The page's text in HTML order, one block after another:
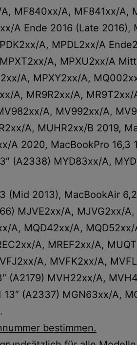
MF840xx/A, MF841xx/A,
A Ende 2016 (Late 2016),
A, MPDL2xx/A
A, MPXU2xx/A
A, MPXY2xx/A,
A, MR9R2xx/A,
A, MV992xx/A,
A, MUHR2xx/B 2019,
A 2020, MacBookPro 16,3
(A2338) MYD83xx/A,
2013), MacBookAir
MJVE2xx/A, MJVG2xx/
A, MQD42xx/A, MQD52xx/
A, MREF2xx/A,
A, MVFK2xx/A,
(A2179) MVH22xx/A,
(A2337) MGN63xx/A,
bestimmen.